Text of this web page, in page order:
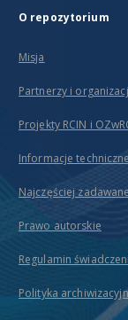
O repozytorium
Misja
Partnerzy i
Projekty RCIN i
Informacje techniczne
Najczęściej
Prawo autorskie
Regulamin
Polityka